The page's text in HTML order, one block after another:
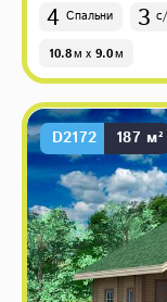
4 Спальни 3
10.8м x 9.0м
D2172 187 м²